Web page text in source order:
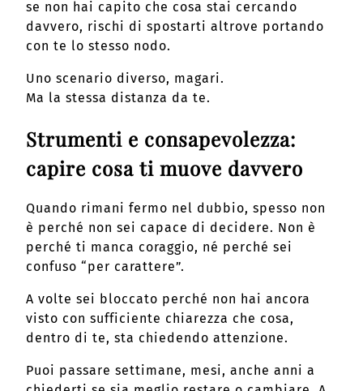
se non hai capito che cosa stai cercando
davvero, rischi di spostarti altrove portando
con te lo stesso nodo.
Uno scenario diverso, magari.
Ma la stessa distanza da te.
Strumenti e consapevolezza:
capire cosa ti muove davvero
Quando rimani fermo nel dubbio, spesso non
è perché non sei capace di decidere. Non è
perché ti manca coraggio, né perché sei
confuso “per carattere”.
A volte sei bloccato perché non hai ancora
visto con sufficiente chiarezza che cosa,
dentro di te, sta chiedendo attenzione.
Puoi passare settimane, mesi, anche anni a